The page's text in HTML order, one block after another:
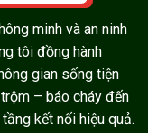
minh và an ninh
tôi đồng hành
gian sống tiện
– báo cháy đến
kết nối hiệu quả.